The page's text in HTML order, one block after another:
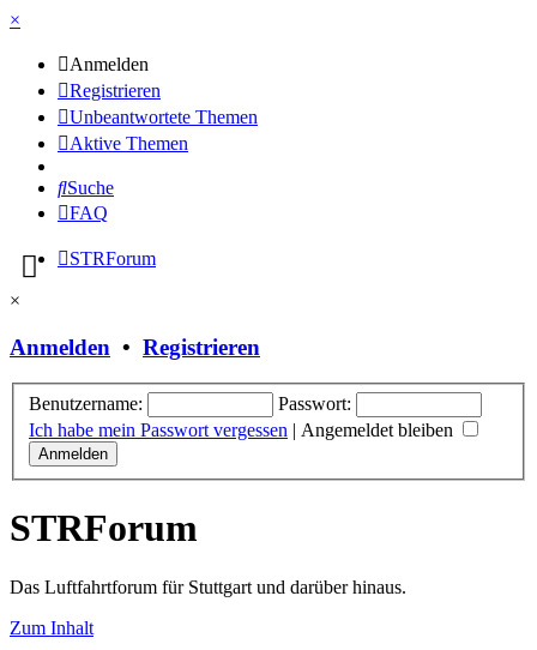
×
Anmelden
Registrieren
Unbeantwortete Themen
Aktive Themen
Suche
FAQ
STRForum
×
Anmelden • Registrieren
Benutzername:
Passwort:
Ich habe mein Passwort vergessen | Angemeldet bleiben
STRForum
Das Luftfahrtforum für Stuttgart und darüber hinaus.
Zum Inhalt